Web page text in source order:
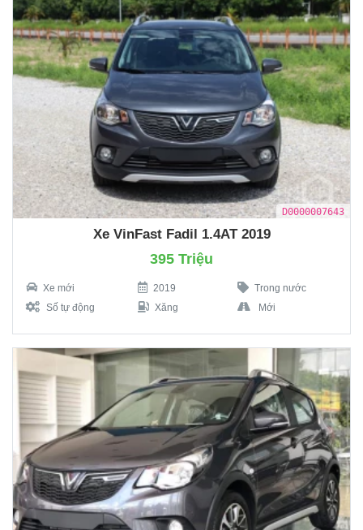
D0000007643
Xe VinFast Fadil 1.4AT 2019
395 Triệu
Xe mới 2019
Trong nước
Số tự động
Xăng Mới